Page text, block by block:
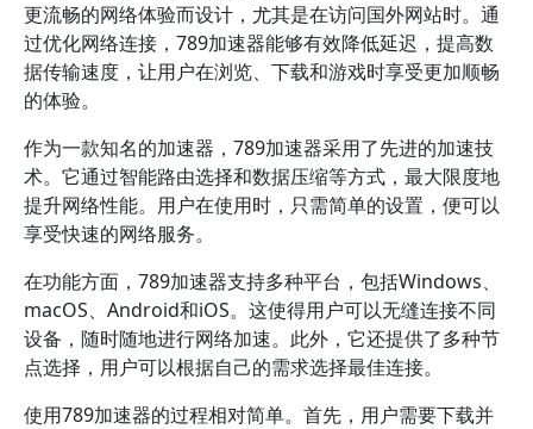
更流畅的网络体验而设计，尤其是在访问国外网站时。通
过优化网络连接，789加速器能够有效降低延迟，提高数
据传输速度，让用户在浏览、下载和游戏时享受更加顺畅
的体验。
作为一款知名的加速器，789加速器采用了先进的加速技
术。它通过智能路由选择和数据压缩等方式，最大限度地
提升网络性能。用户在使用时，只需简单的设置，便可以
享受快速的网络服务。
在功能方面，789加速器支持多种平台，包括Windows、
macOS、Android和iOS。这使得用户可以无缝连接不同
设备，随时随地进行网络加速。此外，它还提供了多种节
点选择，用户可以根据自己的需求选择最佳连接。
使用789加速器的过程相对简单。首先，用户需要下载并